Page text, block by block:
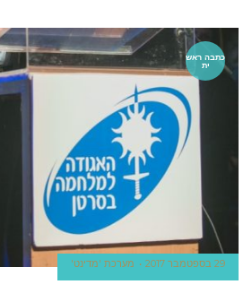
כתבה ראש
ית
29 בספטמבר 2017 מערכת 'מדינט'